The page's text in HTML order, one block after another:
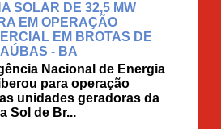
SOLAR DE 32,5 MW
EM OPERAÇÃO
EM BROTAS DE
- BA
Nacional de Energia
para operação
unidades geradoras da
Sol de Br...